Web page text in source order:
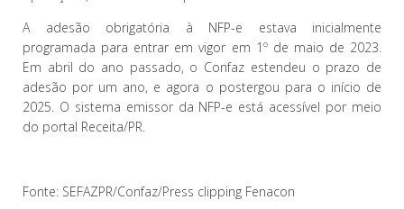
A adesão obrigatória à NFP-e estava inicialmente
programada para entrar em vigor em 1º de maio de 2023.
Em abril do ano passado, o Confaz estendeu o prazo de
adesão por um ano, e agora o postergou para o início de
2025. O sistema emissor da NFP-e está acessível por meio
do portal Receita/PR.
Fonte: SEFAZPR/Confaz/Press clipping Fenacon